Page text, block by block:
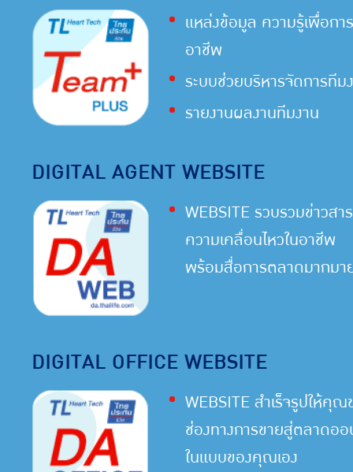
แหล่งข้อมูล ความรู้เพื่อกา
อาชีพ
ระบบช่วยบริหารจัดการทีม
รายงานผลงานทีมงาน
DIGITAL AGENT WEBSITE
WEBSITE รวบรวมข่าวสาร
ความเคลื่อนไหวในอาชีพ
พร้อมสื่อการตลาดมากมา
DIGITAL OFFICE WEBSITE
WEBSITE สำเร็จรูปให้คุ
ช่องทางการขายสู่ตลาดอ
ในแบบของคุณเอง